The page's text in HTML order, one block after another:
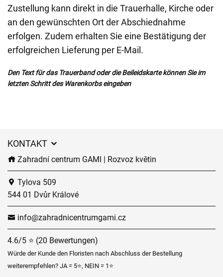
Zustellung kann direkt in die Trauerhalle, Kirche oder
an den gewünschten Ort der Abschiednahme
erfolgen. Zudem erhalten Sie eine Bestätigung der
erfolgreichen Lieferung per E-Mail.
Den Text für das Trauerband oder die Beileidskarte können Sie im
letzten Schritt des Warenkorbs eingeben
KONTAKT
Zahradní centrum GAMI | Rozvoz květin
Tylova 509
544 01 Dvůr Králové
info@zahradnicentrumgami.cz
4.6/5 ⭐ (20 Bewertungen)
Würde der Kunde den Floristen nach Abschluss der Bestellung
weiterempfehlen? JA = 5⭐, NEIN = 1⭐